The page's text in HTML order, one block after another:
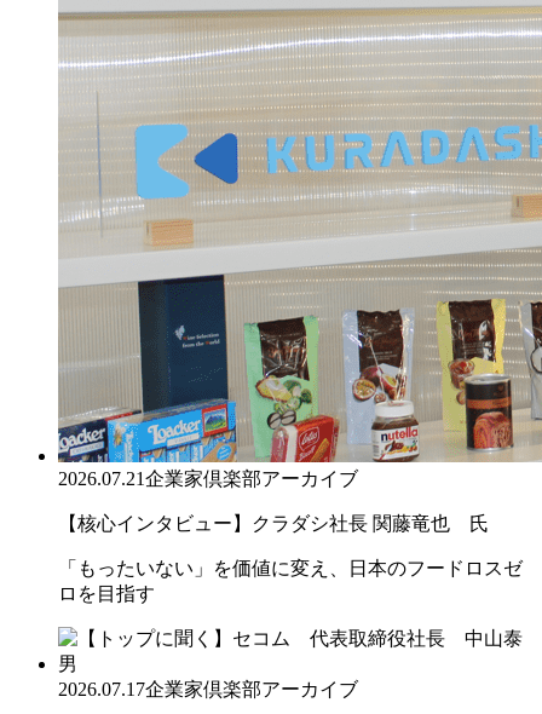
2026.07.21企業家倶楽部アーカイブ
【核心インタビュー】クラダシ社長 関藤竜也 氏
「もったいない」を価値に変え、日本のフードロスゼ
ロを目指す
2026.07.17企業家倶楽部アーカイブ